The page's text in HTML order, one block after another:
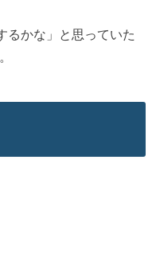
るかな」と思っていた